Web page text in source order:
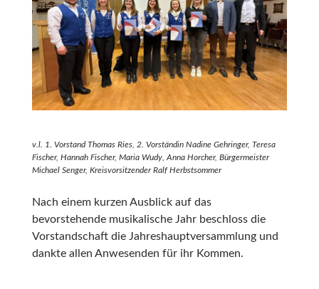
v.l. 1. Vorstand Thomas Ries, 2. Vorständin Nadine Gehringer, Teresa
Fischer, Hannah Fischer, Maria Wudy, Anna Horcher, Bürgermeister
Michael Senger, Kreisvorsitzender Ralf Herbstsommer
Nach einem kurzen Ausblick auf das
bevorstehende musikalische Jahr beschloss die
Vorstandschaft die Jahreshauptversammlung und
dankte allen Anwesenden für ihr Kommen.